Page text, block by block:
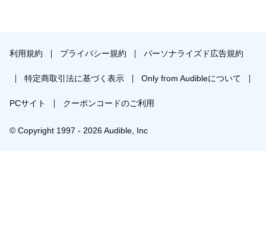
利用規約 プライバシー規約 パーソナライズド広告規約
特定商取引法に基づく表示 Only from Audibleについて
PCサイト クーポンコードのご利用
© Copyright 1997 - 2026 Audible, Inc